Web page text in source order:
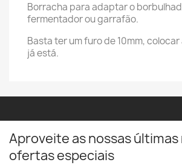
Borracha para adaptar o
fermentador ou garrafão.
Basta ter um furo de 10mm,
já está.
Aproveite as nossas últimas
ofertas especiais